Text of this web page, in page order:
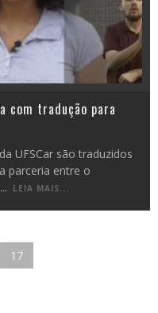
com tradução para
UFSCar são traduzidos
parceria entre o
... LEIA MAIS...
17